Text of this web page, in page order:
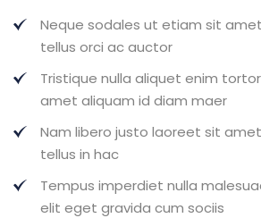
Neque sodales ut etiam sit
tellus orci ac auctor
Tristique nulla aliquet enim
amet aliquam id diam maer
Nam libero justo laoreet sit
tellus in hac
Tempus imperdiet nulla
elit eget gravida cum sociis